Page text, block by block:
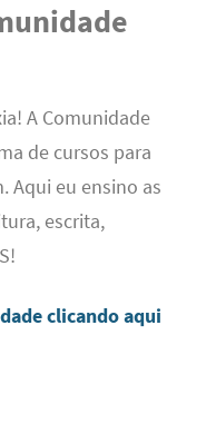
A Comunidade
de cursos para
Aqui eu ensino as
escrita,
clicando aqui